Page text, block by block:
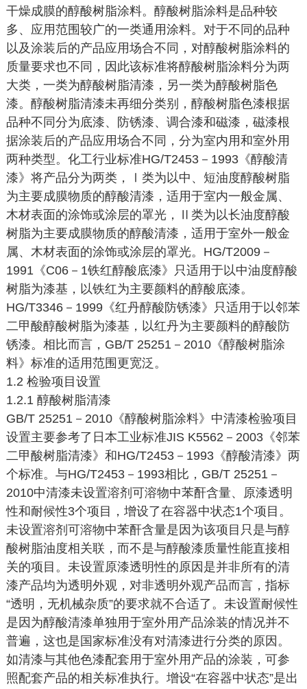
干燥成膜的醇酸树脂涂料。醇酸树脂涂料是品种较
多、应用范围较广的一类通用涂料。对于不同的品种
以及涂装后的产品应用场合不同，对醇酸树脂涂料的
质量要求也不同，因此该标准将醇酸树脂涂料分为两
大类，一类为醇酸树脂清漆，另一类为醇酸树脂色
漆。醇酸树脂清漆未再细分类别，醇酸树脂色漆根据
品种不同分为底漆、防锈漆、调合漆和磁漆，磁漆根
据涂装后的产品应用场合不同，分为室内用和室外用
两种类型。化工行业标准HG/T2453－1993《醇酸清
漆》将产品分为两类，Ⅰ类为以中、短油度醇酸树脂
为主要成膜物质的醇酸清漆，适用于室内一般金属、
木材表面的涂饰或涂层的罩光，Ⅱ类为以长油度醇酸
树脂为主要成膜物质的醇酸清漆，适用于室外一般金
属、木材表面的涂饰或涂层的罩光。HG/T2009－
1991《C06－1铁红醇酸底漆》只适用于以中油度醇酸
树脂为漆基，以铁红为主要颜料的醇酸底漆。
HG/T3346－1999《红丹醇酸防锈漆》只适用于以邻苯
二甲酸醇酸树脂为漆基，以红丹为主要颜料的醇酸防
锈漆。相比而言，GB/T 25251－2010《醇酸树脂涂
料》标准的适用范围更宽泛。
1.2 检验项目设置
1.2.1 醇酸树脂清漆
GB/T 25251－2010《醇酸树脂涂料》中清漆检验项目
设置主要参考了日本工业标准JIS K5562－2003《邻苯
二甲酸树脂清漆》和HG/T2453－1993《醇酸清漆》两
个标准。与HG/T2453－1993相比，GB/T 25251－
2010中清漆未设置溶剂可溶物中苯酐含量、原漆透明
性和耐候性3个项目，增设了在容器中状态1个项目。
未设置溶剂可溶物中苯酐含量是因为该项目只是与醇
酸树脂油度相关联，而不是与醇酸漆质量性能直接相
关的项目。未设置原漆透明性的原因是并非所有的清
漆产品均为透明外观，对非透明外观产品而言，指标
“透明，无机械杂质”的要求就不合适了。未设置耐候性
是因为醇酸清漆单独用于室外用产品涂装的情况并不
普遍，这也是国家标准没有对清漆进行分类的原因。
如清漆与其他色漆配套用于室外用产品的涂装，可参
照配套产品的相关标准执行。增设“在容器中状态”是出